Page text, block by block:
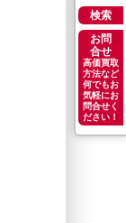
検索
お問
合せ
高価買取
方法など
何でもお
気軽にお
問合せく
ださい！